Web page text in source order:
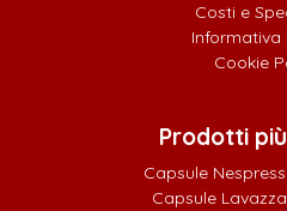
Costi e
Informativa
Cookie
Prodotti
Capsule
Capsule